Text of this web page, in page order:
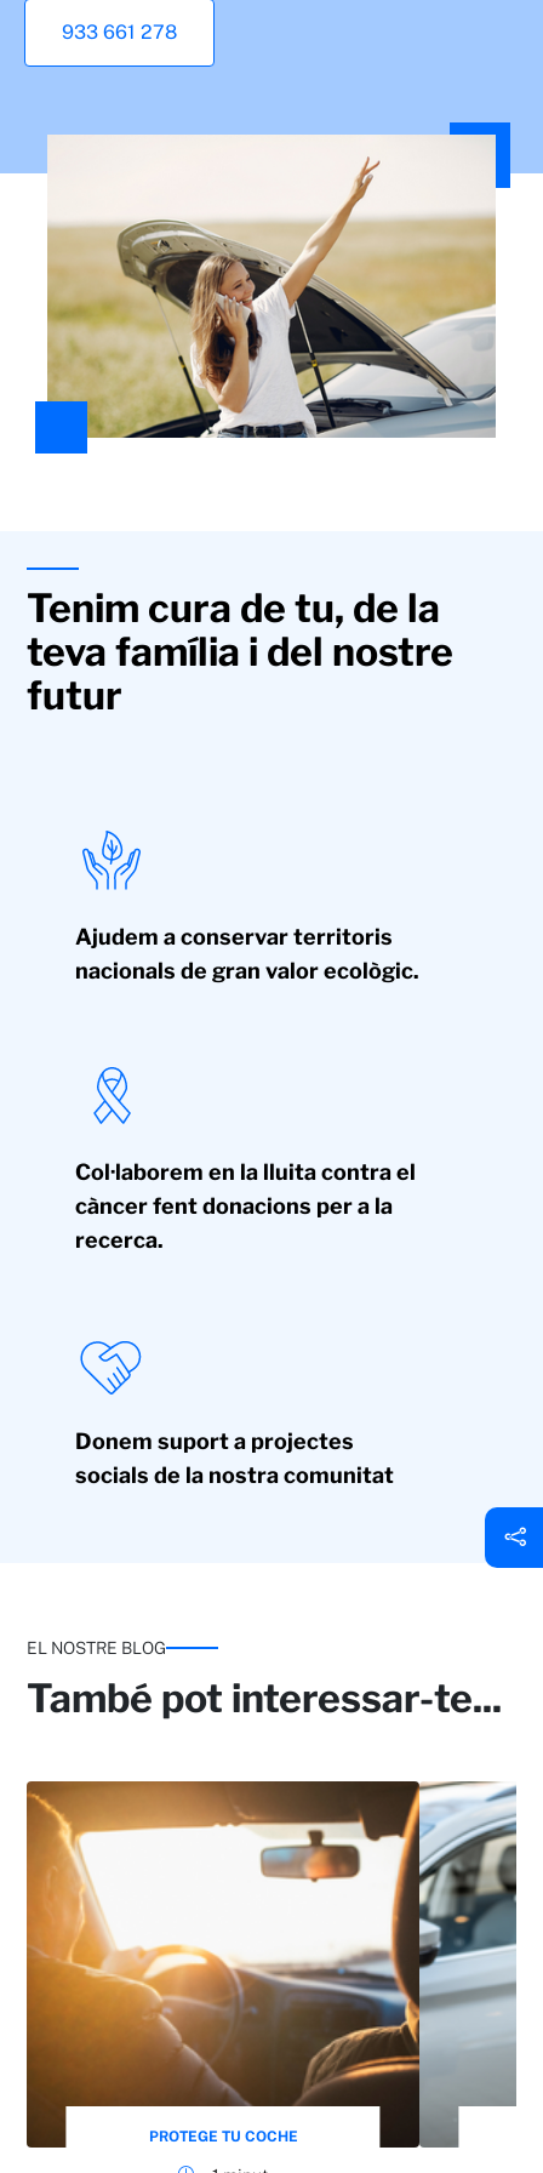
933 661 278
Tenim cura de tu, de la
teva família i del nostre
futur
Ajudem a conservar territoris
nacionals de gran valor ecològic.
Col·laborem en la lluita contra el
càncer fent donacions per a la
recerca.
Donem suport a projectes
socials de la nostra comunitat
EL NOSTRE BLOG
També pot interessar-te...
PROTEGE TU COCHE